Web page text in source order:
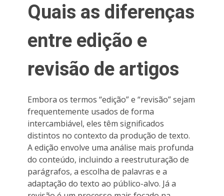
Quais as diferenças
entre edição e
revisão de artigos
Embora os termos “edição” e “revisão” sejam
frequentemente usados de forma
intercambiável, eles têm significados
distintos no contexto da produção de texto.
A edição envolve uma análise mais profunda
do conteúdo, incluindo a reestruturação de
parágrafos, a escolha de palavras e a
adaptação do texto ao público-alvo. Já a